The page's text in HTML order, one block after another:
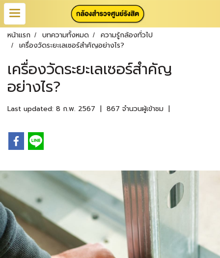
หน้าแรก บทความทั้งหมด
ความรู้กล้องทั่วไป
เครื่องวัดระยะเลเซอร์สำคัญอย่างไร?
เครื่องวัดระยะเลเซอร์สำคัญ
อย่างไร?
Last updated: 8 ก.พ. 2567 | 867 จำนวนผู้เข้าชม |